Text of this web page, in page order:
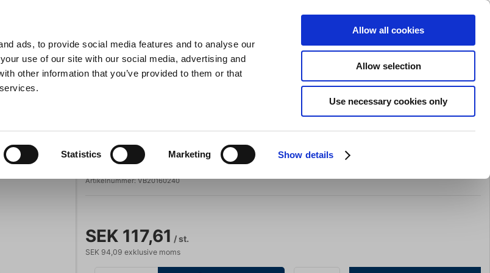
ads, to provide social media features and to analyse our
use of our site with our social media, advertising and
other information that you’ve provided to them or that
Statistics Marketing Show details
Allow all cookies
Allow selection
Use necessary cookies only
Sök Kundvagn (0)
Köksmaskiner Restaurangkläder Erbjurdanden Brands
Villeroy & Boch
Corpo Kaffekanna m/Lock N.7 65 mm
Artikelnummer:VB20160240
SEK 117,61 / st.
SEK 94,09 exklusive moms